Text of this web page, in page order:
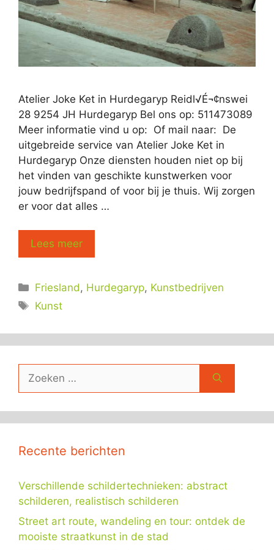
Atelier Joke Ket in Hurdegaryp Reidl√É¬¢nswei
28 9254 JH Hurdegaryp Bel ons op: 511473089
Meer informatie vind u op: Of mail naar: De
uitgebreide service van Atelier Joke Ket in
Hurdegaryp Onze diensten houden niet op bij
het vinden van geschikte kunstwerken voor
jouw bedrijfspand of voor bij je thuis. Wij zorgen
er voor dat alles …
Lees meer
Categorieën
Friesland , Hurdegaryp, Kunstbedrijven
Tags
Kunst
naar:
Recente berichten
Verschillende schildertechnieken: abstract
schilderen, realistisch schilderen
Street art route, wandeling en tour: ontdek de
mooiste straatkunst in de stad